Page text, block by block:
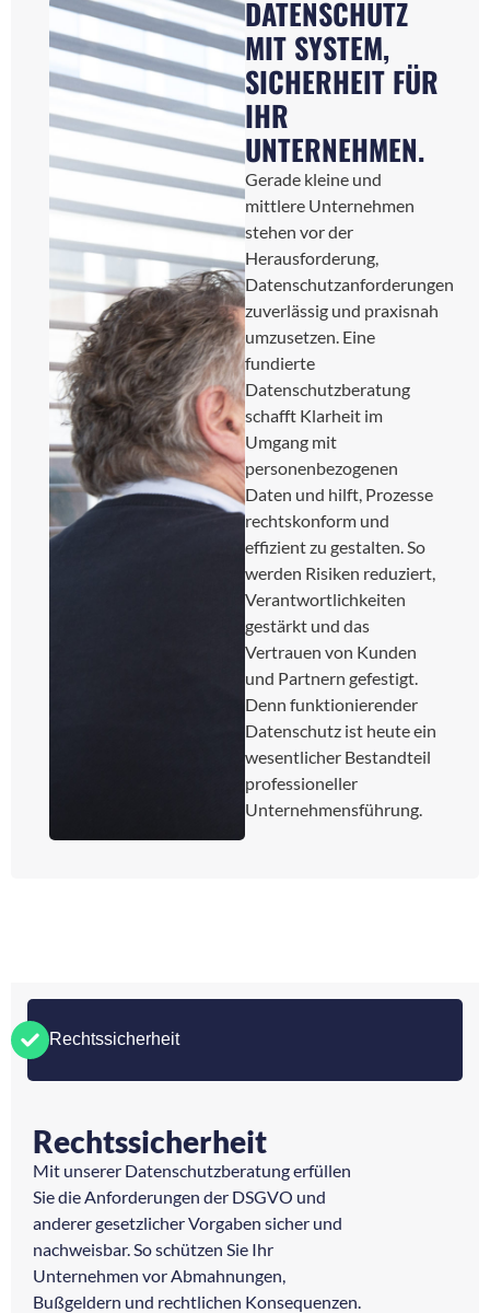
DATENSCHUTZ
MIT SYSTEM,
SICHERHEIT FÜR
IHR
UNTERNEHMEN.
Gerade kleine und
mittlere Unternehmen
stehen vor der
Herausforderung,
Datenschutzanforderungen
zuverlässig und praxisnah
umzusetzen. Eine
fundierte
Datenschutzberatung
schafft Klarheit im
Umgang mit
personenbezogenen
Daten und hilft, Prozesse
rechtskonform und
effizient zu gestalten. So
werden Risiken reduziert,
Verantwortlichkeiten
gestärkt und das
Vertrauen von Kunden
und Partnern gefestigt.
Denn funktionierender
Datenschutz ist heute ein
wesentlicher Bestandteil
professioneller
Unternehmensführung.
Rechtssicherheit
Rechtssicherheit
Mit unserer Datenschutzberatung erfüllen
Sie die Anforderungen der DSGVO und
anderer gesetzlicher Vorgaben sicher und
nachweisbar. So schützen Sie Ihr
Unternehmen vor Abmahnungen,
Bußgeldern und rechtlichen Konsequenzen.